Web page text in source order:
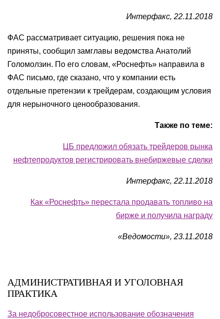
Интерфакс, 22.11.2018
ФАС рассматривает ситуацию, решения пока не
приняты, сообщил замглавы ведомства Анатолий
Голомолзин. По его словам, «Роснефть» направила в
ФАС письмо, где сказано, что у компании есть
отдельные претензии к трейдерам, создающим условия
для нерыночного ценообразования.
Также по теме:
ЦБ предложил обязать трейдеров рынка
нефтепродуктов регистрировать внебиржевые сделки
Интерфакс, 22.11.2018
Как «Роснефть» перестала продавать топливо на
бирже и получила награду
«Ведомости», 23.11.2018
АДМИНИСТРАТИВНАЯ И УГОЛОВНАЯ
ПРАКТИКА
За недобросовестное использование обозначения